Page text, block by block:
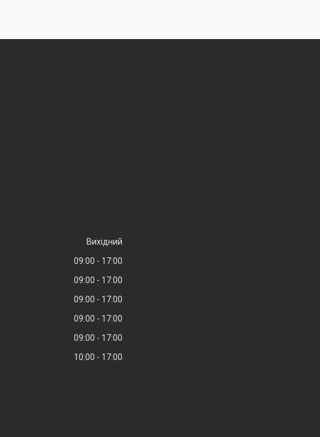
Вихідний
09:00
17:00
09:00
17:00
09:00
17:00
09:00
17:00
09:00
17:00
10:00 17:00